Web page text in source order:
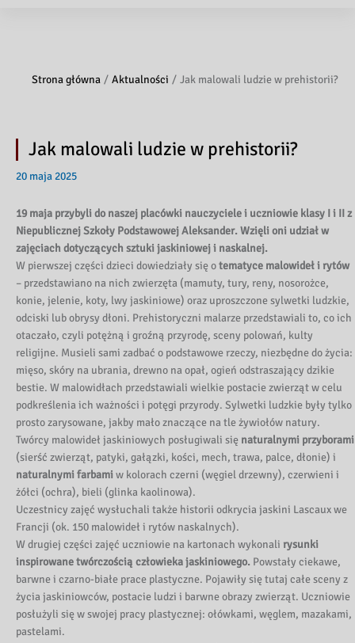
Strona główna Aktualności Jak malowali ludzie w prehistorii?
Jak malowali ludzie w prehistorii?
20 maja 2025
19 maja przybyli do naszej placówki nauczyciele i uczniowie klasy I i II z
Niepublicznej Szkoły Podstawowej Aleksander. Wzięli oni udział w
zajęciach dotyczących sztuki jaskiniowej i naskalnej.
W pierwszej części dzieci dowiedziały się otematyce malowideł i rytów
– przedstawiano na nich zwierzęta (mamuty, tury, reny, nosorożce,
konie, jelenie, koty, lwy jaskiniowe) oraz uproszczone sylwetki ludzkie,
odciski lub obrysy dłoni. Prehistoryczni malarze przedstawiali to, co ich
otaczało, czyli potężną i groźną przyrodę, sceny polowań, kulty
religijne. Musieli sami zadbać o podstawowe rzeczy, niezbędne do życia:
mięso, skóry na ubrania, drewno na opał, ogień odstraszający dzikie
bestie. W malowidłach przedstawiali wielkie postacie zwierząt w celu
podkreślenia ich ważności i potęgi przyrody. Sylwetki ludzkie były tylko
prosto zarysowane, jakby mało znaczące na tle żywiołów natury.
Twórcy malowideł jaskiniowych posługiwali się naturalnymi przyborami
(sierść zwierząt, patyki, gałązki, kości, mech, trawa, palce, dłonie) i
naturalnymi farbami w kolorach czerni (węgiel drzewny), czerwieni i
żółci (ochra), bieli (glinka kaolinowa).
Uczestnicy zajęć wysłuchali także historii odkrycia jaskini Lascaux we
Francji (ok. 150 malowideł i rytów naskalnych).
W drugiej części zajęć uczniowie na kartonach wykonali rysunki
inspirowane twórczością człowieka jaskiniowego. Powstały ciekawe,
barwne i czarno-białe prace plastyczne. Pojawiły się tutaj całe sceny z
życia jaskiniowców, postacie ludzi i barwne obrazy zwierząt. Uczniowie
posłużyli się w swojej pracy plastycznej: ołówkami, węglem, mazakami,
pastelami.